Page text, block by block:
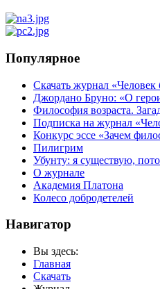
Популярное
Скачать журнал «Человек
Джордано Бруно: «О
Философия возраста.
Подписка на журнал
Конкурс эссе «Зачем
Пилигрим
Убунту: я существую,
О журнале
Академия Платона
Колесо добродетелей
Навигатор
Вы здесь:
Главная
Скачать